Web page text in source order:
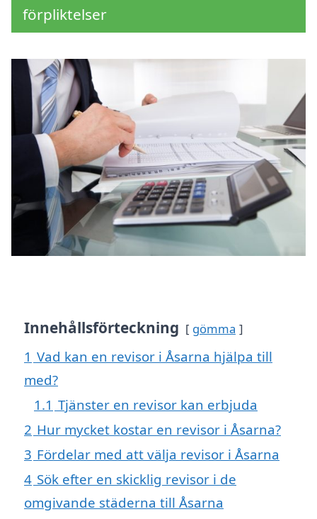
förpliktelser
Innehållsförteckning gömma
1 Vad kan en revisor i Åsarna hjälpa till
med?
1.1 Tjänster en revisor kan erbjuda
2 Hur mycket kostar en revisor i Åsarna?
3 Fördelar med att välja revisor i Åsarna
4 Sök efter en skicklig revisor i de
omgivande städerna till Åsarna